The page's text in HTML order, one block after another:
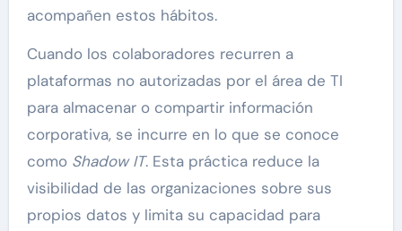
acompañen estos hábitos.
Cuando los colaboradores recurren a
plataformas no autorizadas por el área de TI
para almacenar o compartir información
corporativa, se incurre en lo que se conoce
como Shadow IT. Esta práctica reduce la
visibilidad de las organizaciones sobre sus
propios datos y limita su capacidad para